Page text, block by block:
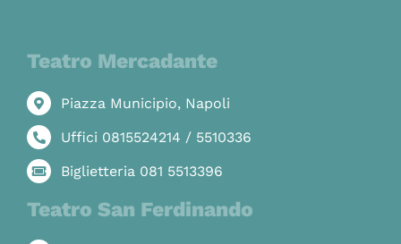
Teatro Mercadante
Piazza Municipio, Napoli
Uffici 0815524214 / 5510336
Biglietteria 081 5513396
Teatro San Ferdinando